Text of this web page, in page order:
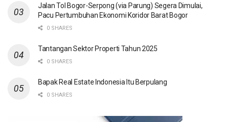
Jalan Tol Bogor-Serpong (via Parung) Segera Dimulai,
Pacu Pertumbuhan Ekonomi Koridor Barat Bogor
0 SHARES
Tantangan Sektor Properti Tahun 2025
0 SHARES
Bapak Real Estate Indonesia Itu Berpulang
0 SHARES